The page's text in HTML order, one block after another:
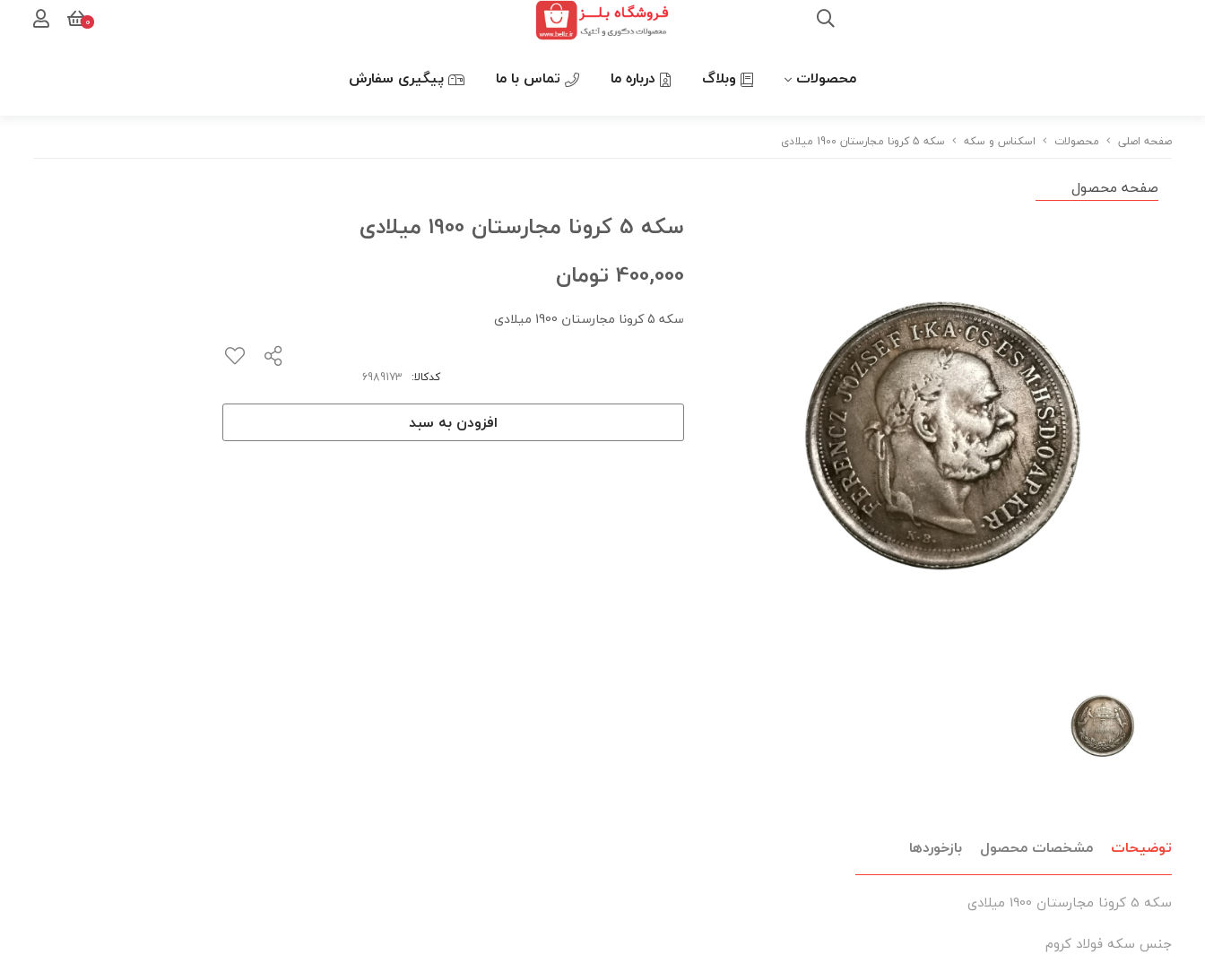
0
محصولات وبلاگ درباره ما تماس با ما پیگیری سفارش
صفحه اصلی محصولات اسکناس و سکه سکه 5 کرونا مجارستان 1900 میلادی
صفحه محصول
سکه 5 کرونا مجارستان 1900 میلادی
400,000 تومان
سکه 5 کرونا مجارستان 1900 میلادی
کدکالا:
افزودن به سبد
توضیحات مشخصات محصول بازخوردها
سکه 5 کرونا مجارستان 1900 میلادی
جنس سکه فولاد کروم